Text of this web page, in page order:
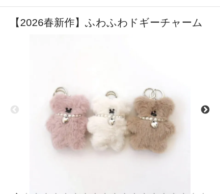
【2026春新作】ふわふわドギーチャーム